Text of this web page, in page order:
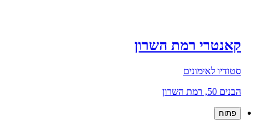
קאנטרי רמת השרון
סטודיו לאימונים
הבנים 50, רמת השרון
פתוח